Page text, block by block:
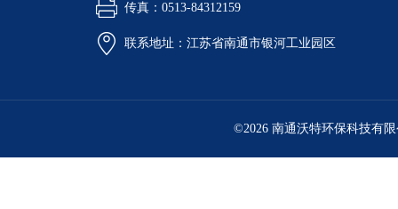
传真：0513-84312159
联系地址：江苏省南通市银河工业园区
©2026 南通沃特环保科技有